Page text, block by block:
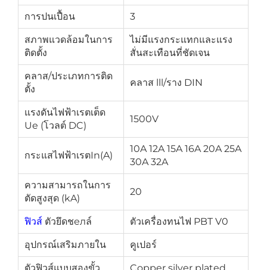
การปนเปื้อน 3
สภาพแวดล้อมในการ
ติดตั้ง
ไม่มีแรงกระแทกและแรง
สั่นสะเทือนที่ชัดเจน
คลาส/ประเภทการติด
ตั้ง
คลาส lll/ราง DIN
แรงดันไฟฟ้าเรตเต็ด
Ue (โวลต์ DC)
1500V
กระแสไฟฟ้าเรตIn(A)
10A 12A 15A 16A 20A 25A
30A 32A
ความสามารถในการ
ตัดสูงสุด (kA)
20
ฟิวส์ ตัวยึดชелล์ ตัวเครื่องทนไฟ PBT V0
อุปกรณ์เสริมภายใน คูเปอร์